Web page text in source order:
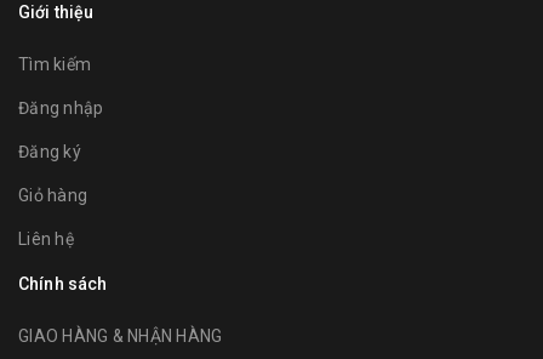
Giới thiệu
Tìm kiếm
Đăng nhập
Đăng ký
Giỏ hàng
Liên hệ
Chính sách
GIAO HÀNG & NHẬN HÀNG